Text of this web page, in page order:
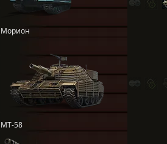
Морион
MT-58